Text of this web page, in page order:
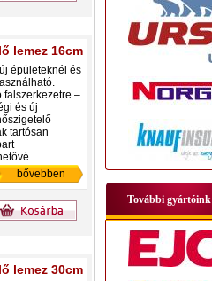
lemez 16cm
épületeknél és
falszerkezetre –
és új
tartósan
bővebben
lemez 30cm
További gyártóink